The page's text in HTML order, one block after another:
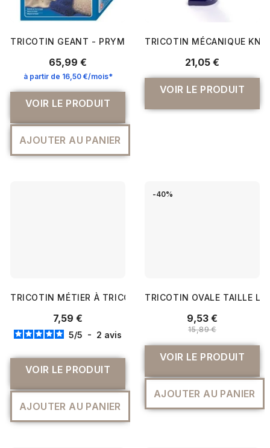
TRICOTIN GEANT - PRYM
65,99 €
à partir de 16,50 €/mois*
VOIR LE PRODUIT
AJOUTER AU PANIER
TRICOTIN MÉCANIQUE
21,05 €
VOIR LE PRODUIT
TRICOTIN MÉTIER À TRICOTER/TISSER - RICO DESIGN
7,59 €
5/5 - 2 avis
VOIR LE PRODUIT
AJOUTER AU PANIER
-40%
TRICOTIN OVALE TAILLE L
9,53 €
15,89 €
VOIR LE PRODUIT
AJOUTER AU PANIER